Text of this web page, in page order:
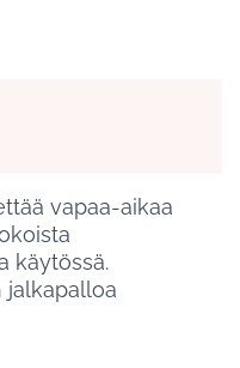
vapaa-aikaa
käytössä.
jalkapalloa